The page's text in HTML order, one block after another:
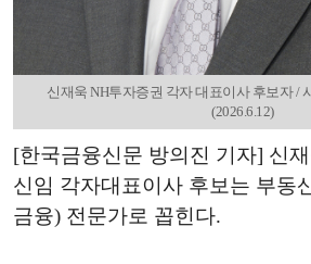
신재욱 NH투자증권 각자 대표이사 후보자 /
(2026.6.12)
[한국금융신문 방의진 기자] 신
신임 각자대표이사 후보는 부동
금융) 전문가로 꼽힌다.